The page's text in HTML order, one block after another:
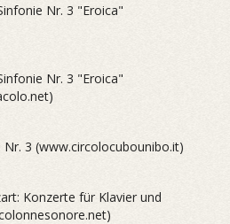
Nr. 3 "Eroica"
Nr. 3 "Eroica"
3 (www.circolocubounibo.it)
Konzerte für Klavier und